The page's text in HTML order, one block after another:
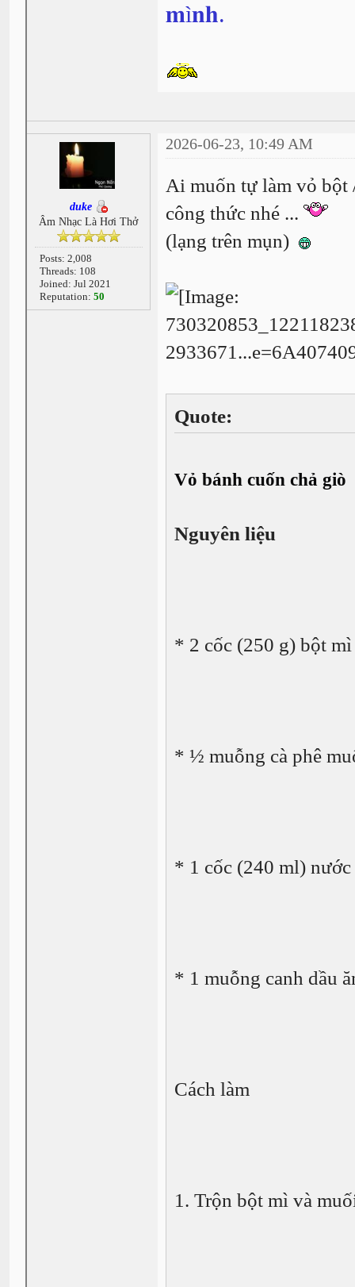
𝐦ì𝐧𝐡.
duke
Âm Nhạc Là Hơi Thở
Posts: 2,008
Threads: 108
Joined: Jul 2021
Reputation: 50
2026-06-23, 10:49 AM
Ai muốn tự làm vỏ bột
công thức nhé ...
(lạng trên mụn)
Quote:
Vỏ bánh cuốn chả giò
Nguyên liệu
* 2 cốc (250 g) bột mì
* ½ muỗng cà phê
* 1 cốc (240 ml) nước
* 1 muỗng canh dầu
Cách làm
1. Trộn bột mì và